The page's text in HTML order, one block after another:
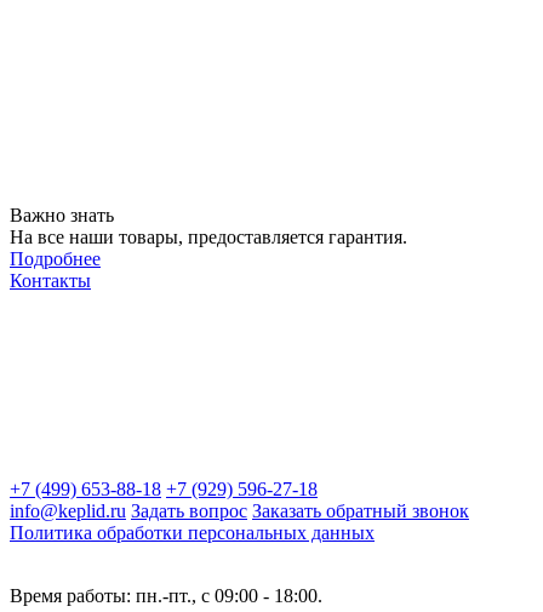
Важно знать
На все наши товары, предоставляется гарантия.
Подробнее
Контакты
+7 (499) 653-88-18 +7 (929) 596-27-18
info@keplid.ru Задать вопрос Заказать обратный звонок
Политика обработки персональных данных
Время работы: пн.-пт., с 09:00 - 18:00.